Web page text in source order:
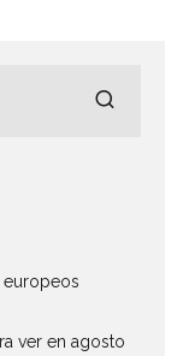
europeos
ver en agosto